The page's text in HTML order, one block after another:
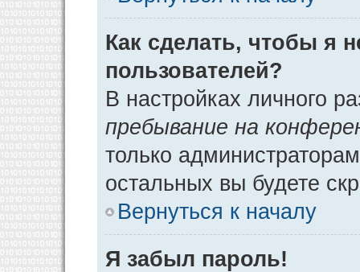
Как сделать, чтобы я
пользователей?
В настройках личного
пребывание на
только
остальных вы будете
Вернуться к началу
Я забыл пароль!